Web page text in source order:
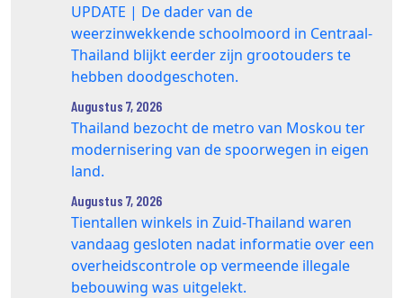
UPDATE | De dader van de
weerzinwekkende schoolmoord in Centraal-
Thailand blijkt eerder zijn grootouders te
hebben doodgeschoten.
Augustus 7, 2026
Thailand bezocht de metro van Moskou ter
modernisering van de spoorwegen in eigen
land.
Augustus 7, 2026
Tientallen winkels in Zuid‑Thailand waren
vandaag gesloten nadat informatie over een
overheidscontrole op vermeende illegale
bebouwing was uitgelekt.